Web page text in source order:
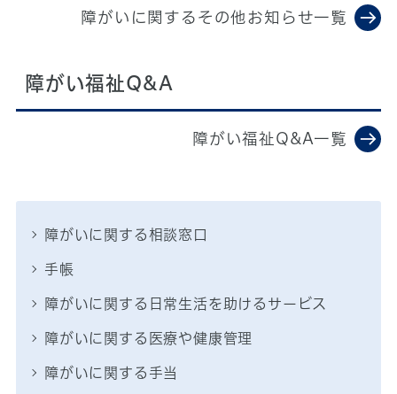
障がいに関するその他お知らせ一覧
障がい福祉Q&A
障がい福祉Q&A一覧
障がいに関する相談窓口
手帳
障がいに関する日常生活を助けるサービス
障がいに関する医療や健康管理
障がいに関する手当